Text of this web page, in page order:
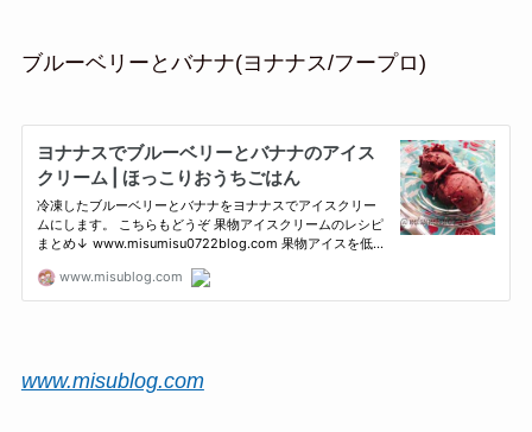
ブルーベリーとバナナ(ヨナナス/フープロ)
www.misublog.com